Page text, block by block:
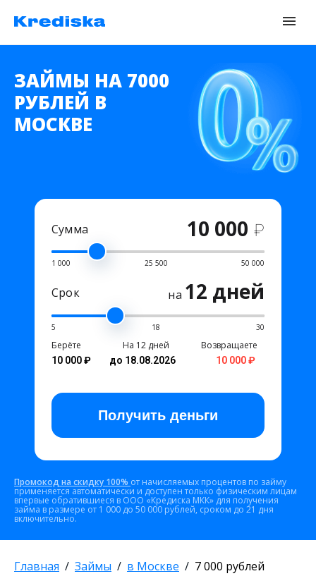
ЗАЙМЫ НА 7000
РУБЛЕЙ В
МОСКВЕ
Сумма 10 000 ₽
1 000 25 500 50 000
Срок на 12 дней
5 18 30
Берёте
10 000 ₽
На 12 дней
до 18.08.2026
Возвращаете
10 000 ₽
Получить деньги
Промокод на скидку 100% от начисляемых процентов по займу
применяется автоматически и доступен только физическим лицам
впервые обратившиеся в ООО «Кредиска МКК» для получения
займа в размере от 1 000 до 50 000 рублей, сроком до 21 дня
включительно.
Главная Займы в Москве 7 000 рублей